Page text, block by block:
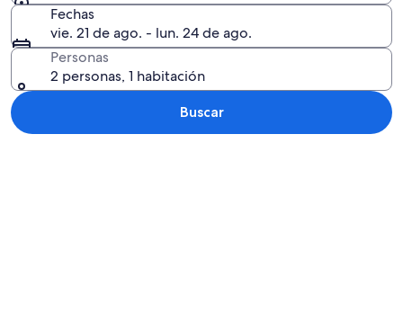
Fechas
vie. 21 de ago. - lun. 24 de ago.
Personas
2 personas, 1 habitación
Buscar